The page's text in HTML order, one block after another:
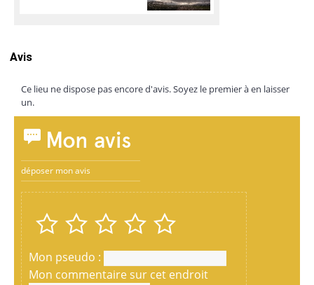
Avis
Ce lieu ne dispose pas encore d'avis. Soyez le premier à en laisser
un.
Mon avis
déposer mon avis
Mon pseudo :
Mon commentaire sur cet endroit